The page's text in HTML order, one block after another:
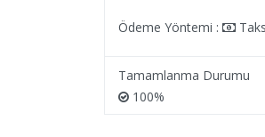
Ödeme Yöntemi :
Tamamlanma Durumu
100%